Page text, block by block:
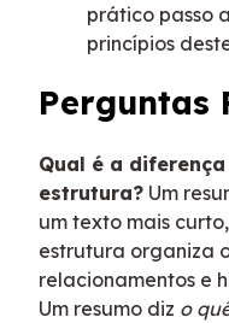
prático passo
princípios
Perguntas
Qual é a
estrutura? Um
um texto mais
estrutura organiza
relacionamentos e
Um resumo diz o